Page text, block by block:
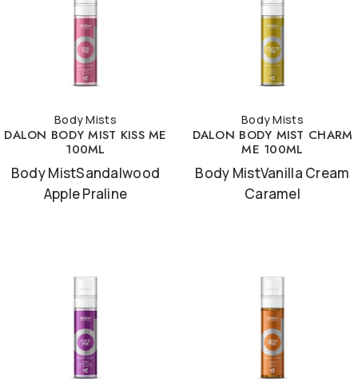
Body Mists
DALON BODY MIST KISS ME
100ML
Body MistSandalwood
Apple Praline
Body Mists
DALON BODY MIST CHARM
ME 100ML
Body MistVanilla Cream
Caramel